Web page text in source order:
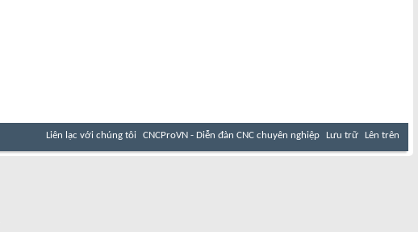
Liên lạc với chúng tôi CNCProVN - Diễn đàn CNC chuyên nghiệp Lưu trữ Lên trên